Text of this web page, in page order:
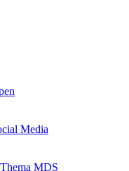
Media
MDS